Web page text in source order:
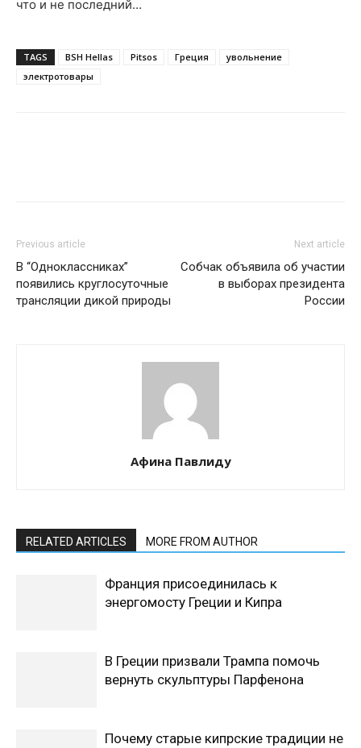
что и не последний…
TAGS BSH Hellas Pitsos Греция
увольнение
электротовары
Previous article
В “Одноклассниках”
появились круглосуточные
трансляции дикой природы
Next article
Собчак объявила об участии
в выборах президента
России
Афина Павлиду
RELATED ARTICLES MORE FROM AUTHOR
Франция присоединилась к
энергомосту Греции и Кипра
В Греции призвали Трампа помочь
вернуть скульптуры Парфенона
Почему старые кипрские традиции не